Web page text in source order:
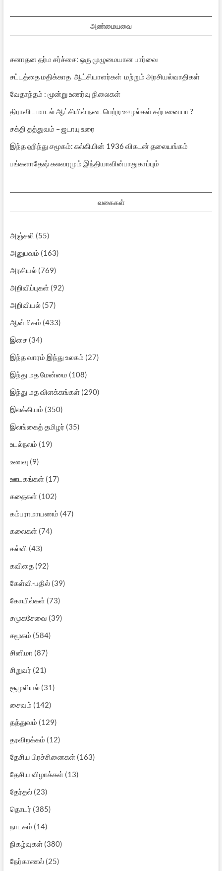
அண்மையவை
சனாதன தர்ம சர்ச்சை: ஒரு முழுமையான பார்வை
சட்டத்தை மதிக்காத ஆட்சியாளர்கள் மற்றும் அரசியல்வாதிகள்
வேதாந்தம் : மூன்று உணர்வு நிலைகள்
திராவிட மாடல் ஆட்சியில் நடைபெற்ற ஊழல்கள் கற்பனையா ?
சக்தி தத்துவம் – ஜடாயு உரை
இந்த ஹிந்து சமூகம்: கல்கியின் 1936 விகடன் தலையங்கம்
பங்களாதேஷ் கலவரமும் இந்தியாவின்பாதுகாப்பும்
வகைகள்
அஞ்சலி (55)
அனுபவம் (163)
அரசியல்(769)
அறிவிப்புகள்(92)
அறிவியல்(57)
ஆன்மிகம் (433)
இசை(34)
இந்த வாரம் இந்து உலகம் (27)
இந்து மத மேன்மை (108)
இந்து மத விளக்கங்கள்(290)
இலக்கியம் (350)
இலங்கைத் தமிழர் (35)
உடல்நலம் (19)
உணவு (9)
ஊடகங்கள்(17)
கதைகள்(102)
கம்பராமாயணம் (47)
கலைகள்(74)
கல்வி (43)
கவிதை(92)
கேள்வி-பதில்(39)
கோயில்கள்(73)
சமூகசேவை (39)
சமூகம் (584)
சினிமா (87)
சிறுவர் (21)
சூழலியல்(31)
சைவம் (142)
தத்துவம் (129)
தரவிறக்கம் (12)
தேசிய பிரச்சினைகள்(163)
தேசிய விழாக்கள்(13)
தேர்தல்(23)
தொடர் (385)
நாடகம் (14)
நிகழ்வுகள்(380)
நேர்காணல்(25)